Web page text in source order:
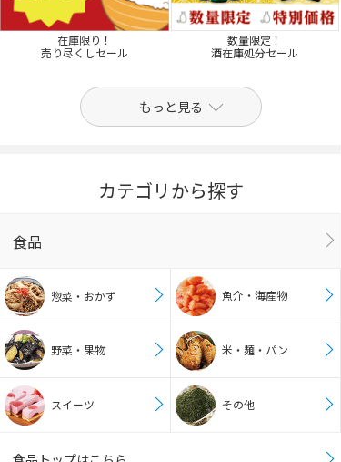
在庫限り！
売り尽くしセール
数量限定！
酒在庫処分セール
もっと見る
カテゴリから探す
食品
惣菜・おかず 魚介・海産物
野菜・果物 米・麺・パン
スイーツ その他